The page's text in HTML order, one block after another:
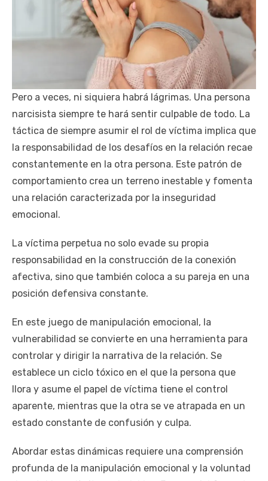
Pero a veces, ni siquiera habrá lágrimas. Una persona
narcisista siempre te hará sentir culpable de todo. La
táctica de siempre asumir el rol de víctima implica que
la responsabilidad de los desafíos en la relación recae
constantemente en la otra persona. Este patrón de
comportamiento crea un terreno inestable y fomenta
una relación caracterizada por la inseguridad
emocional.
La víctima perpetua no solo evade su propia
responsabilidad en la construcción de la conexión
afectiva, sino que también coloca a su pareja en una
posición defensiva constante.
En este juego de manipulación emocional, la
vulnerabilidad se convierte en una herramienta para
controlar y dirigir la narrativa de la relación. Se
establece un ciclo tóxico en el que la persona que
llora y asume el papel de víctima tiene el control
aparente, mientras que la otra se ve atrapada en un
estado constante de confusión y culpa.
Abordar estas dinámicas requiere una comprensión
profunda de la manipulación emocional y la voluntad